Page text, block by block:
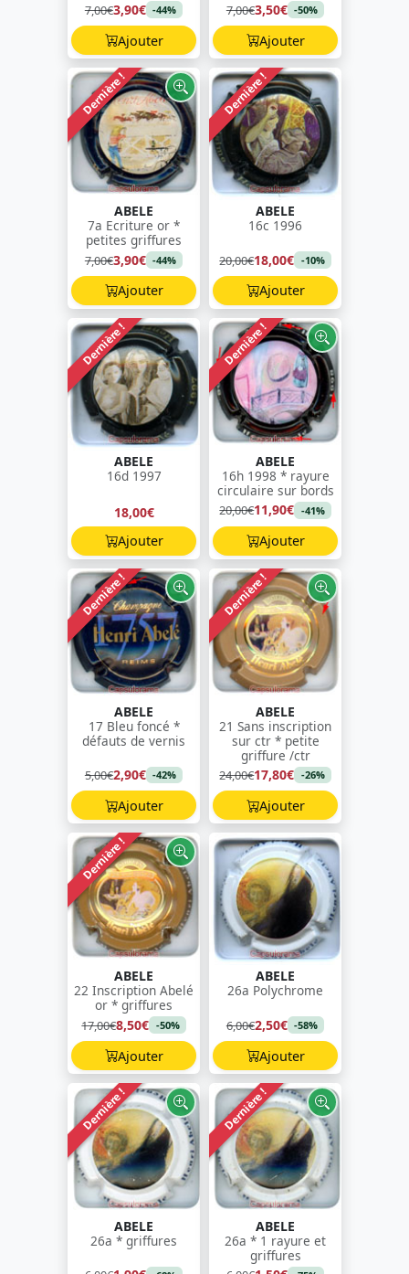
7,00€3,90€ -44%
Ajouter
7,00€3,50€ -50%
Ajouter
Dernière !
ABELE
7a Ecriture or *
petites griffures
7,00€3,90€ -44%
Ajouter
Dernière !
ABELE
16c 1996
20,00€18,00€ -10%
Ajouter
Dernière !
ABELE
16d 1997
18,00€
Ajouter
Dernière !
ABELE
16h 1998 * rayure
circulaire sur bords
20,00€11,90€ -41%
Ajouter
Dernière !
ABELE
17 Bleu foncé *
défauts de vernis
5,00€2,90€ -42%
Ajouter
Dernière !
ABELE
21 Sans inscription
sur ctr * petite
griffure /ctr
24,00€17,80€ -26%
Ajouter
Dernière !
ABELE
22 Inscription Abelé
or * griffures
17,00€8,50€ -50%
Ajouter
ABELE
26a Polychrome
6,00€2,50€ -58%
Ajouter
Dernière !
ABELE
26a * griffures
Dernière !
ABELE
26a * 1 rayure et
griffures